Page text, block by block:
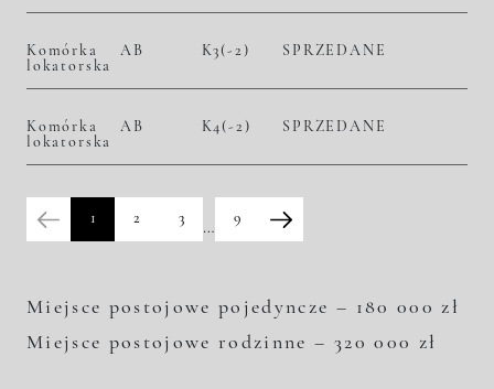
Komórka
lokatorska
AB K3(-2) SPRZEDANE
Komórka
lokatorska
AB K4(-2) SPRZEDANE
1 2 3
…
9
Miejsce postojowe pojedyncze – 180 000 zł
Miejsce postojowe rodzinne – 320 000 zł